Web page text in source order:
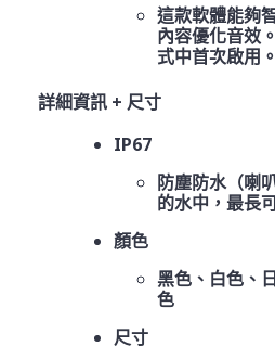
這款軟體能夠
內容優化音效
式中首次啟用。
詳細資訊 + 尺寸
IP67
防塵防水（喇
的水中，最長
顏色
黑色、白色、
色
尺寸